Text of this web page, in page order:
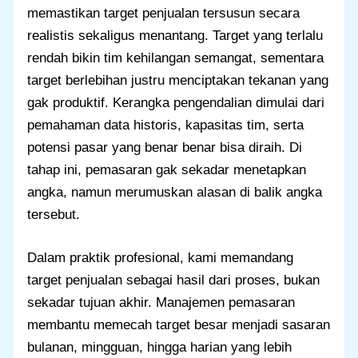
memastikan target penjualan tersusun secara
realistis sekaligus menantang. Target yang terlalu
rendah bikin tim kehilangan semangat, sementara
target berlebihan justru menciptakan tekanan yang
gak produktif. Kerangka pengendalian dimulai dari
pemahaman data historis, kapasitas tim, serta
potensi pasar yang benar benar bisa diraih. Di
tahap ini, pemasaran gak sekadar menetapkan
angka, namun merumuskan alasan di balik angka
tersebut.
Dalam praktik profesional, kami memandang
target penjualan sebagai hasil dari proses, bukan
sekadar tujuan akhir. Manajemen pemasaran
membantu memecah target besar menjadi sasaran
bulanan, mingguan, hingga harian yang lebih